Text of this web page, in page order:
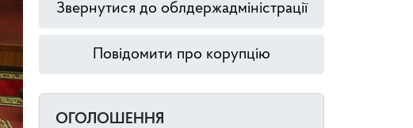
Звернутися до облдержадміністрації
Повідомити про корупцію
ОГОЛОШЕННЯ